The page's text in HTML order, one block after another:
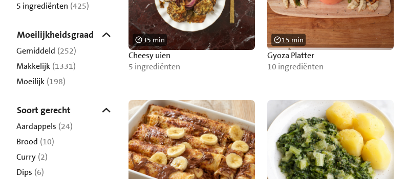
5 ingrediënten (425)
Moeilijkheidsgraad
Gemiddeld (252)
Makkelijk (1331)
Moeilijk (198)
Soort gerecht
Aardappels (24)
Brood (10)
Curry (2)
Dips (6)
Cheesy uien
5 ingrediënten
35 min
Gyoza Platter
10 ingrediënten
15 min